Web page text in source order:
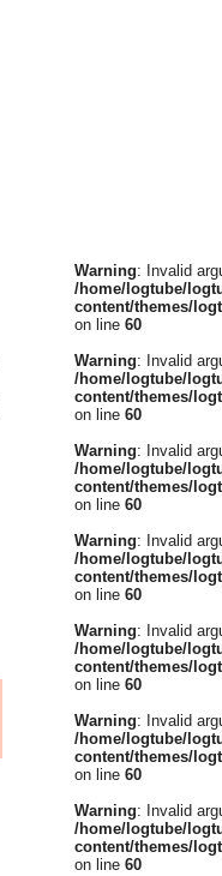
Warning: Invalid
/home/logtube/
content/themes/
on line 60
Warning: Invalid
/home/logtube/
content/themes/
on line 60
Warning: Invalid
/home/logtube/
content/themes/
on line 60
Warning: Invalid
/home/logtube/
content/themes/
on line 60
Warning: Invalid
/home/logtube/
content/themes/
on line 60
Warning: Invalid
/home/logtube/
content/themes/
on line 60
Warning: Invalid
/home/logtube/
content/themes/
on line 60